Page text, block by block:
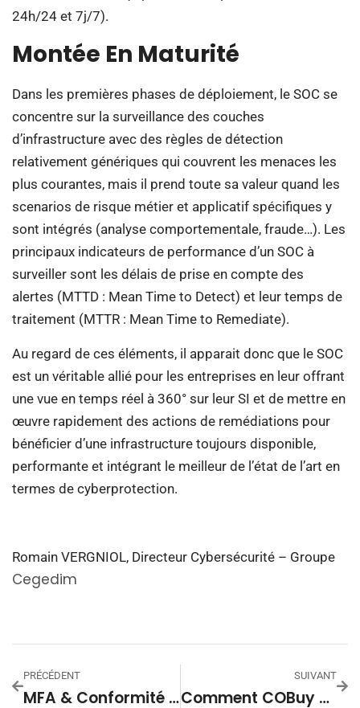
24h/24 et 7j/7).
Montée En Maturité
Dans les premières phases de déploiement, le SOC se
concentre sur la surveillance des couches
d’infrastructure avec des règles de détection
relativement génériques qui couvrent les menaces les
plus courantes, mais il prend toute sa valeur quand les
scenarios de risque métier et applicatif spécifiques y
sont intégrés (analyse comportementale, fraude…). Les
principaux indicateurs de performance d’un SOC à
surveiller sont les délais de prise en compte des
alertes (MTTD : Mean Time to Detect) et leur temps de
traitement (MTTR : Mean Time to Remediate).
Au regard de ces éléments, il apparait donc que le SOC
est un véritable allié pour les entreprises en leur offrant
une vue en temps réel à 360° sur leur SI et de mettre en
œuvre rapidement des actions de remédiations pour
bénéficier d’une infrastructure toujours disponible,
performante et intégrant le meilleur de l’état de l’art en
termes de cyberprotection.
Romain VERGNIOL, Directeur Cybersécurité – Groupe
Cegedim
PRÉCÉDENT
MFA & Conformité CNIL : Interview Croisée Entre Droit Et Cybersécurité
SUIVANT
Comment COBuy Quick Start Simplifie La Gestion Des Fournisseurs